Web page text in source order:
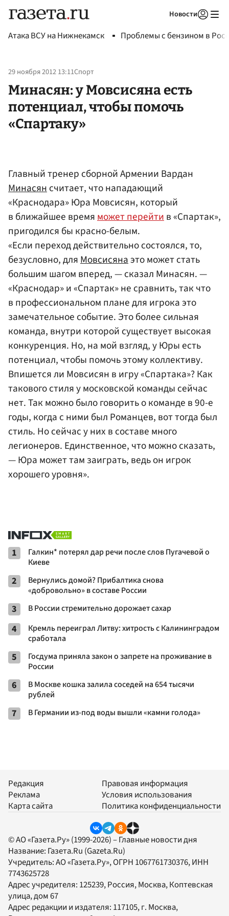
Новости
Атака ВСУ на Нижнекамск Проблемы с бензином в
29 ноября 2012 13:11Спорт
Минасян: у Мовсисяна есть
потенциал, чтобы помочь
«Спартаку»
Главный тренер сборной Армении Вардан
Минасянсчитает, что нападающий
«Краснодара» Юра Мовсисян, который
в ближайшее времяможет перейтив «Спартак»,
пригодился бы красно-белым.
«Если переход действительно состоялся, то,
безусловно, дляМовсисянаэто может стать
большим шагом вперед, — сказал Минасян. —
«Краснодар» и «Спартак» не сравнить, так что
в профессиональном плане для игрока это
замечательное событие. Это более сильная
команда, внутри которой существует высокая
конкуренция. Но, на мой взгляд, у Юры есть
потенциал, чтобы помочь этому коллективу.
Впишется ли Мовсисян в игру «Спартака»? Как
такового стиля у московской команды сейчас
нет. Так можно было говорить о команде в 90-е
годы, когда с ними был Романцев, вот тогда был
стиль. Но сейчас у них в составе много
легионеров. Единственное, что можно сказать,
— Юра может там заиграть, ведь он игрок
хорошего уровня».
1
Галкин* потерял дар речи после слов Пугачевой о
Киеве
2
Вернулись домой? Прибалтика снова
«добровольно» в составе России
3 В России стремительно дорожает сахар
4
Кремль переиграл Литву: хитрость с Калининградом
сработала
5
Госдума приняла закон о запрете на проживание в
России
6
В Москве кошка залила соседей на 654 тысячи
рублей
7 В Германии из-под воды вышли «камни голода»
Редакция
Реклама
Карта сайта
Правовая информация
Условия использования
Политика конфиденциальности
© АО «Газета.Ру» (1999-2026) – Главные новости дня
Название: Газета.Ru (Gazeta.Ru)
Учредитель:АО «Газета.Ру», ОГРН 1067761730376, ИНН
7743625728
Адрес учредителя: 125239, Россия, Москва, Коптевская
улица, дом 67
Адрес редакции и издателя: 117105, г. Москва,